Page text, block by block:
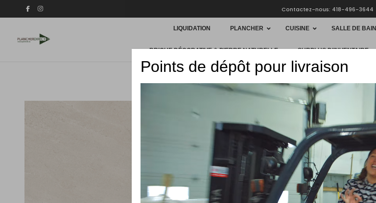
Contactez-nous: 418-496-3644
LIQUIDATION PLANCHER CUISINE SALLE DE BAIN
BRIQUE DÉCORATIVE & PIERRE NATURELLE SURPLUS D’INVENTAIRE
Points de dépôt pour livraison